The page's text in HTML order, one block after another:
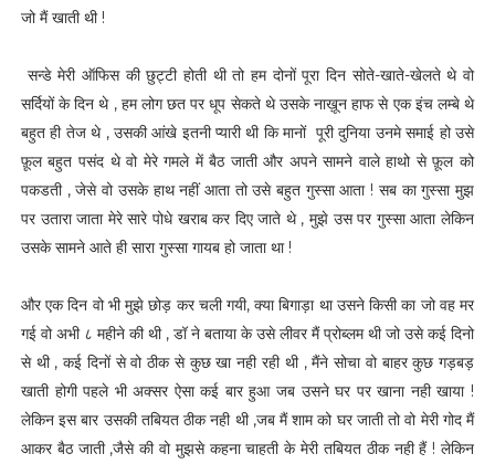
जो मैं खाती थी !
सन्डे मेरी ऑफिस की छुट्टी होती थी तो हम दोनों पूरा दिन सोते-खाते-खेलते थे वो
सर्दियों के दिन थे , हम लोग छत पर धूप सेकते थे उसके नाख़ून हाफ से एक इंच लम्बे थे
बहुत ही तेज थे , उसकी आंखे इतनी प्यारी थी कि मानों पूरी दुनिया उनमे समाई हो उसे
फ़ूल बहुत पसंद थे वो मेरे गमले में बैठ जाती और अपने सामने वाले हाथो से फ़ूल को
पकडती , जेसे वो उसके हाथ नहीं आता तो उसे बहुत गुस्सा आता ! सब का गुस्सा मुझ
पर उतारा जाता मेरे सारे पोधे खराब कर दिए जाते थे , मुझे उस पर गुस्सा आता लेकिन
उसके सामने आते ही सारा गुस्सा गायब हो जाता था !
और एक दिन वो भी मुझे छोड़ कर चली गयी, क्या बिगाड़ा था उसने किसी का जो वह मर
गई वो अभी ८ महीने की थी , डॉ ने बताया के उसे लीवर मैं प्रोब्लम थी जो उसे कई दिनो
से थी , कई दिनों से वो ठीक से कुछ खा नही रही थी , मैंने सोचा वो बाहर कुछ गड़बड़
खाती होगी पहले भी अक्सर ऐसा कई बार हुआ जब उसने घर पर खाना नही खाया !
लेकिन इस बार उसकी तबियत ठीक नही थी ,जब मैं शाम को घर जाती तो वो मेरी गोद मैं
आकर बैठ जाती ,जैसे की वो मुझसे कहना चाहती के मेरी तबियत ठीक नही हैं ! लेकिन